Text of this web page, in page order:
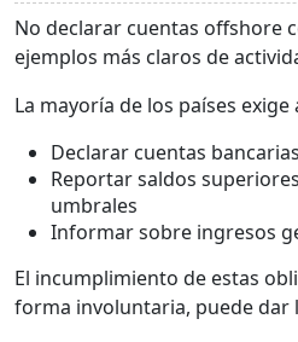
No declarar cuentas offshore
ejemplos más claros de
La mayoría de los países exige
Declarar cuentas
Reportar saldos
umbrales
Informar sobre ingresos
El incumplimiento de estas
forma involuntaria, puede dar